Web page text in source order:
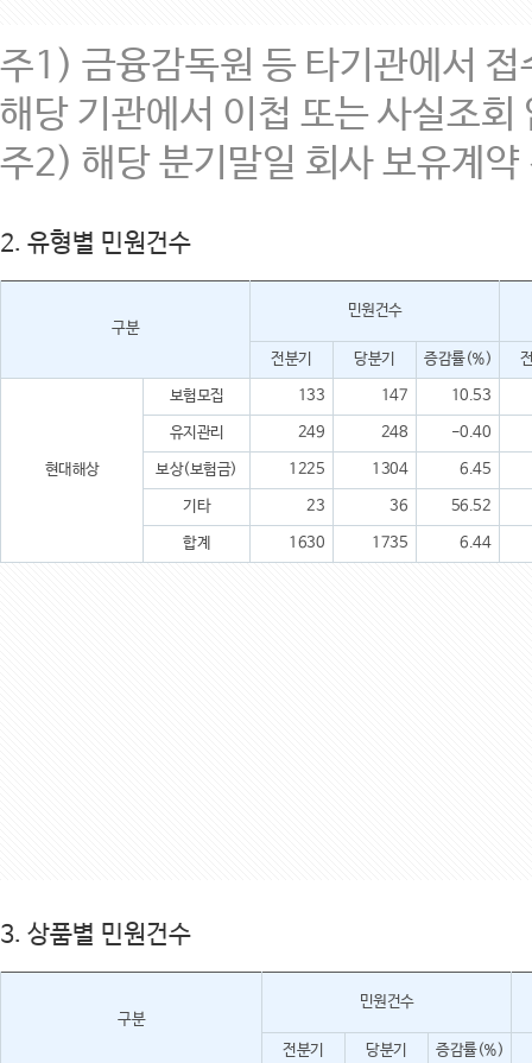
주1) 금융감독원 등 타기관에서
해당 기관에서 이첩 또는 사실조
주2) 해당 분기말일 회사 보유계
2. 유형별 민원건수
구분
민원건수
전분기 당분기 증감률(%)
현대해상
보험모집 133 147 10.53
유지관리 249 248 -0.40
보상(보험금) 1225 1304 6.45
기타 23 36 56.52
합계 1630 1735 6.44
3. 상품별 민원건수
구분
민원건수
전분기 당분기 증감률(%)